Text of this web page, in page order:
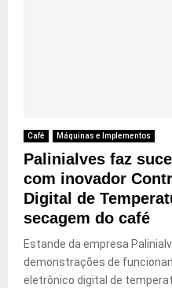
Café Máquinas e Implementos
Palinialves faz
com inovador
Digital de
secagem do café
Estande da empresa
demonstrações de
eletrônico digital de